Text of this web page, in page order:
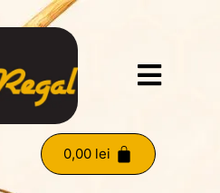
0,00 lei